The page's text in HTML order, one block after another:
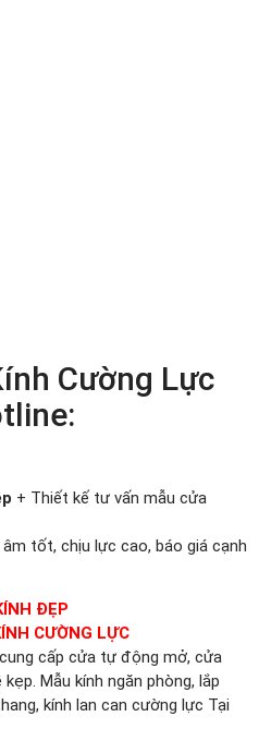
Cường Lực
+ Thiết kế tư vấn mẫu cửa
tốt, chịu lực cao, báo giá cạnh
ĐẸP
CƯỜNG LỰC
cấp cửa tự động mở, cửa
Mẫu kính ngăn phòng, lắp
kính lan can cường lực Tại